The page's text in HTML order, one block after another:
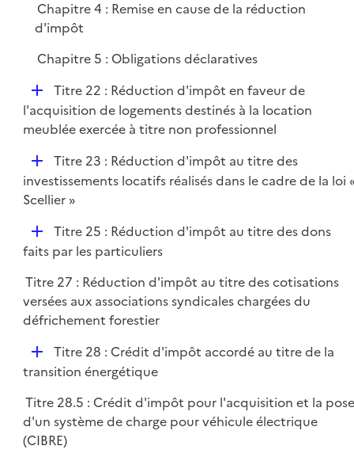
Chapitre 4 : Remise en cause de la réduction
d'impôt
Chapitre 5 : Obligations déclaratives
D
é
p
e
r
Titre 22 : Réduction d'impôt en faveur de
l'acquisition de logements destinés à la location
meublée exercée à titre non professionnel
D
é
p
e
Titre 23 : Réduction d'impôt au titre des
investissements locatifs réalisés dans le cadre de la loi
Scellier »
D
é
l
i
e
Titre 25 : Réduction d'impôt au titre des dons
faits par les particuliers
Titre 27 : Réduction d'impôt au titre des cotisations
versées aux associations syndicales chargées du
défrichement forestier
D
é
l
i
e
Titre 28 : Crédit d'impôt accordé au titre de la
transition énergétique
Titre 28.5 : Crédit d'impôt pour l'acquisition et la
d'un système de charge pour véhicule électrique
(CIBRE)